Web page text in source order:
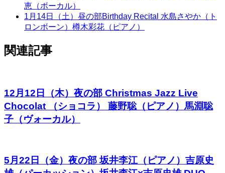
恵（ボーカル）
1月14日（土）昼の部Birthday Recital 水島さやか（ト
ロンボーン）樽木彩花（ピアノ）
関連記事
12月12日（木）夜の部 Christmas Jazz Live
Chocolat （ショコラ） 藤野聡（ピアノ）馬淵聡
子（ヴォーカル）
5月22日（金）夜の部 坂井李江（ピアノ）吉原史